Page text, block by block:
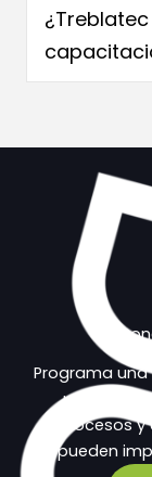
Programa
uno de
procesos
pueden